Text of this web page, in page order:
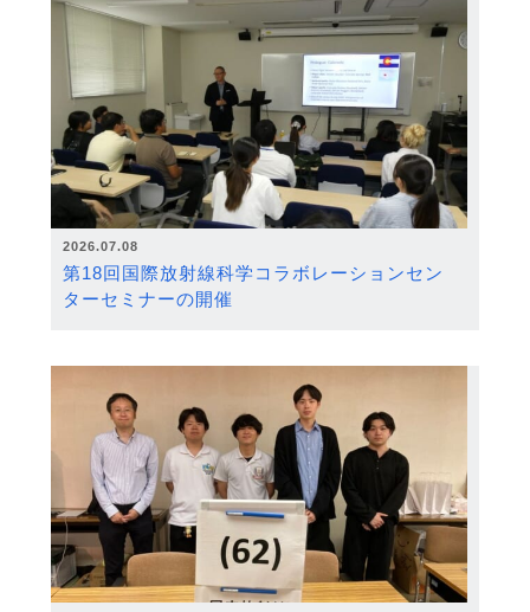
2026.07.08
第18回国際放射線科学コラボレーションセン
ターセミナーの開催